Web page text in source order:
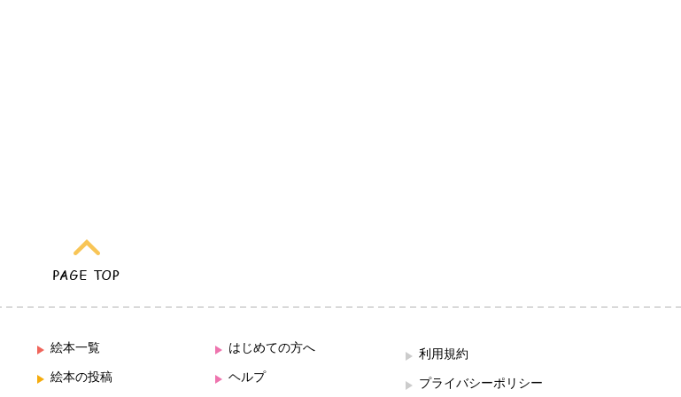
絵本一覧
絵本の投稿
はじめての方へ
ヘルプ
利用規約
プライバシーポリシー